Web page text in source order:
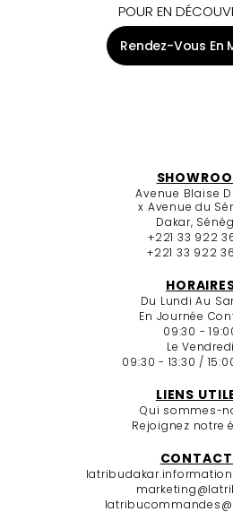
POUR EN
Rendez-Vous En
Avenue Blaise
x Avenue du
Dakar,
+221 33 922
+221 33 922
Du Lundi Au
En Journée
09:30 -
Le Vendredi
09:30 - 13:30 /
LIENS
Qui sommes-
Rejoignez notre